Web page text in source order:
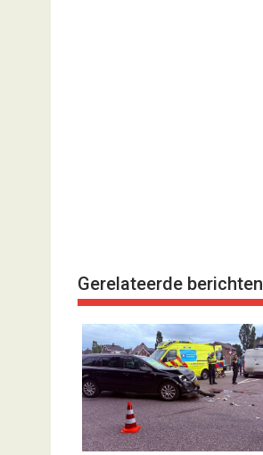
Gerelateerde berichten